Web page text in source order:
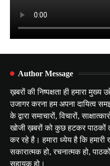
Author Message
ख़बरों की निष्पक्षता ही हमारा मुख्य
उजागर करना हम अपना दायित्व
के द्वारा समाचारों, विचारों,
खोजी ख़बरों को कुछ हटकर पाठकों
कर रहे है। हमारा ध्येय है कि हमारी
सकारात्मक हो, रचनात्मक हो,
सहायक हो।